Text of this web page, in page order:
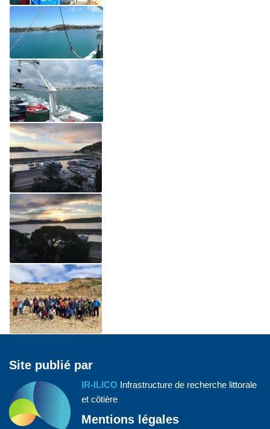
Site publié par
IR-ILICO Infrastructure de recherche littorale
et côtière
Mentions légales